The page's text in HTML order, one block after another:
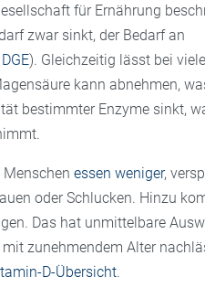
für Ernährung
zwar sinkt, der Bedarf an
DGE). Gleichzeitig lässt bei
kann abnehmen,
bestimmter Enzyme sinkt,
essen weniger,
oder Schlucken. Hinzu
Das hat unmittelbare
zunehmendem Alter
D-Übersicht.